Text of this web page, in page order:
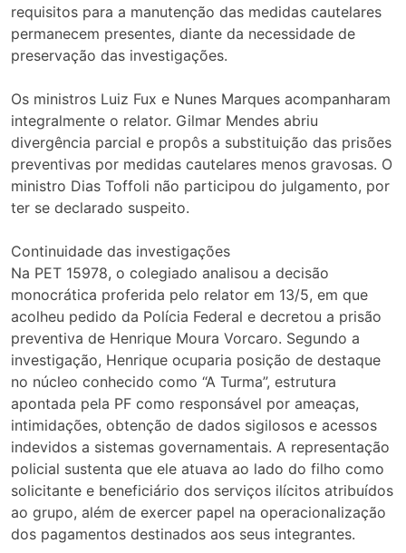
requisitos para a manutenção das medidas cautelares
permanecem presentes, diante da necessidade de
preservação das investigações.
Os ministros Luiz Fux e Nunes Marques acompanharam
integralmente o relator. Gilmar Mendes abriu
divergência parcial e propôs a substituição das prisões
preventivas por medidas cautelares menos gravosas. O
ministro Dias Toffoli não participou do julgamento, por
ter se declarado suspeito.
Continuidade das investigações
Na PET 15978, o colegiado analisou a decisão
monocrática proferida pelo relator em 13/5, em que
acolheu pedido da Polícia Federal e decretou a prisão
preventiva de Henrique Moura Vorcaro. Segundo a
investigação, Henrique ocuparia posição de destaque
no núcleo conhecido como “A Turma”, estrutura
apontada pela PF como responsável por ameaças,
intimidações, obtenção de dados sigilosos e acessos
indevidos a sistemas governamentais. A representação
policial sustenta que ele atuava ao lado do filho como
solicitante e beneficiário dos serviços ilícitos atribuídos
ao grupo, além de exercer papel na operacionalização
dos pagamentos destinados aos seus integrantes.